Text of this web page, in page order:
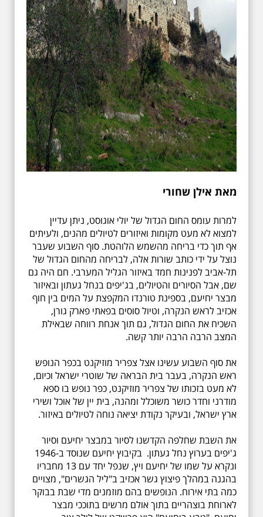
מאת אילן שחורי
למרות עומס החום הגדול של יולי אוגוסט, ניתן עדיין
למצוא לא מעט מקומות ואיזורים לטיולים מהנים, ולעיתים
אף תוך כדי בריחה מהשמש הלוהטת. סוף השבוע שעבר
נוצל על ידי כותב שורות אלה, לבריחה מהחום הגדול של
תל-אביב לפנינות חמד באיזור הגליל המערבי. חם היה גם
שם, אבל הסיורים והטיולים, בג'יפים בנחל געתון ובאיזור
מבצר יחיעם, בספינת טורנדו המקפצת על המים בין חוף
אכזיב לראש הנקרה, וטיול סוסים בפאתי פארק גורן,
השכיח את החום הגדול, גם תוך אנחת רווחה שבאילת
המצב הרבה הרבה יותר קשה.
את סוף השבוע עשינו אצל צפריר מוזיקנט בכפר הנופש
ראש הנקרה, בעבר בית הבראה של שוטרי ישראל וכיום,
לא מעט בזכותו של צפריר מוזיקנט, כפר נופש בו ספא
מודרני וחדר כושר משוכלל ומהנה, בית יין של אוכל ושירי
ארץ ישראל, ובעיקר נקודת יציאה נוחה לטיולים באיזור.
את השבת שחלפה הקדשנו לסיור במבצר יחיעם וסיור
ג'יפים בערוץ נחל געתון. בקיבוץ יחיעם שנוסד ב-1946
ונקרא על שמו של יחיעם ויץ, שנפל יחד עם 13 מחבריו
בהגנה במהלך פיצוץ גשר אכזיב ב"ליל הגשרים", מצויים
כמה בתי אירוח. הנופשים בהם מוזמנים מדי שבת בבוקר
לארוחת בוצהריים בתוך אולם מרשים בתוככי מבצר